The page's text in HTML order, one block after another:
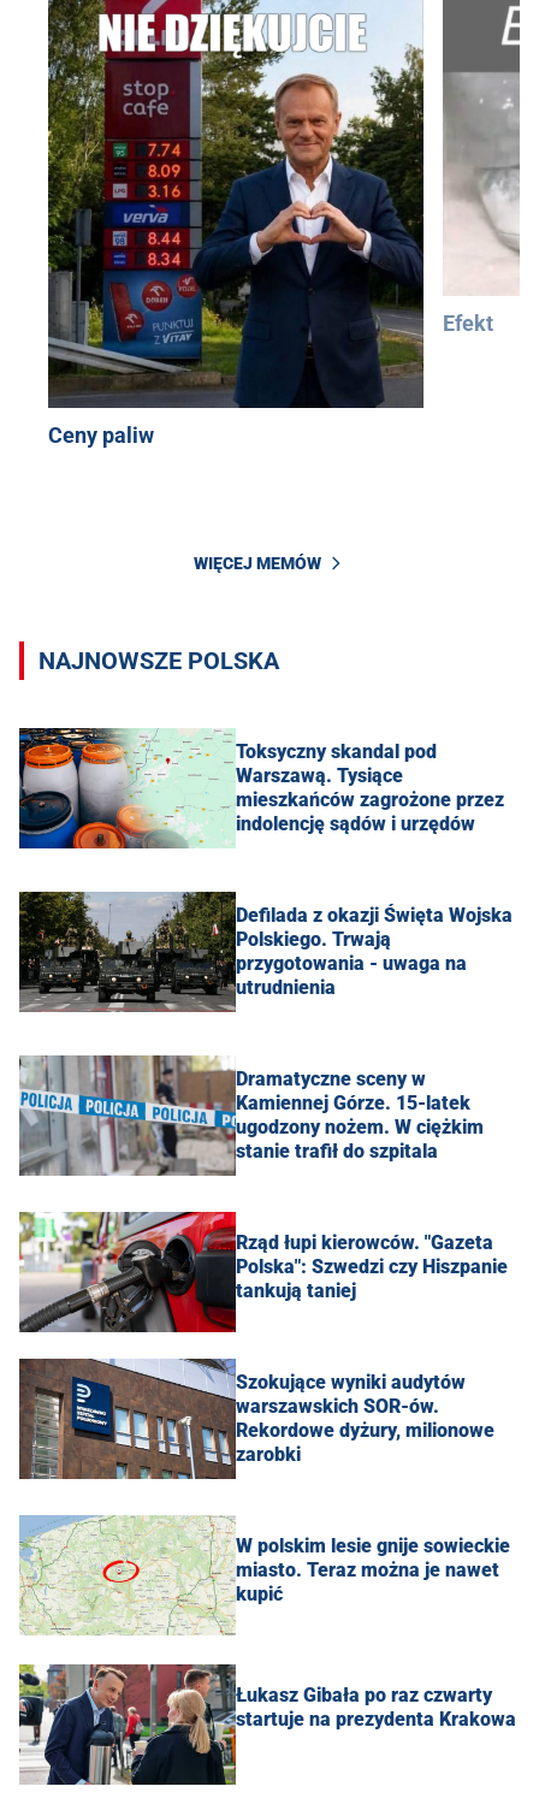
Ceny paliw
Efekt
WIĘCEJ MEMÓW
NAJNOWSZE POLSKA
Toksyczny skandal pod
Warszawą. Tysiące
mieszkańców zagrożone przez
indolencję sądów i urzędów
Defilada z okazji Święta Wojska
Polskiego. Trwają
przygotowania - uwaga na
utrudnienia
Dramatyczne sceny w
Kamiennej Górze. 15-latek
ugodzony nożem. W ciężkim
stanie trafił do szpitala
Rząd łupi kierowców. "Gazeta
Polska": Szwedzi czy Hiszpanie
tankują taniej
Szokujące wyniki audytów
warszawskich SOR-ów.
Rekordowe dyżury, milionowe
zarobki
W polskim lesie gnije sowieckie
miasto. Teraz można je nawet
kupić
Łukasz Gibała po raz czwarty
startuje na prezydenta Krakowa